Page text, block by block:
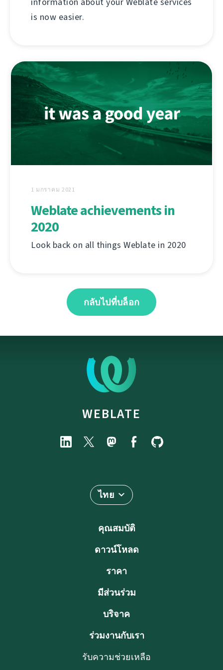
is now easier.
1 มกราคม 2021
Weblate achievements in
2020
Look back on all things Weblate in 2020
กลับไปที่บล็อก
WEBLATE
ไทย
คุณสมบัติ
ดาวน์โหลด
ราคา
มีส่วนร่วม
บริจาค
ร่วมงานกับเรา
รับความช่วยเหลือ